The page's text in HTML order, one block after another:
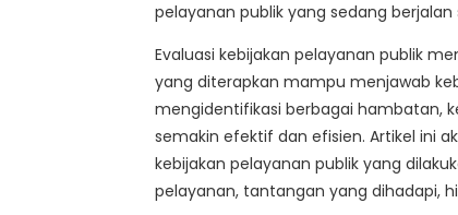
pelayanan publik yang sedang berjalan
Evaluasi kebijakan pelayanan publik
yang diterapkan mampu menjawab
mengidentifikasi berbagai hambatan,
semakin efektif dan efisien. Artikel ini
kebijakan pelayanan publik yang
pelayanan, tantangan yang dihadapi,